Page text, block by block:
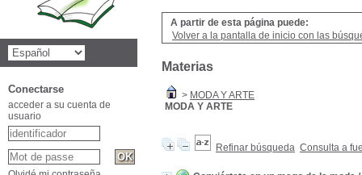
A partir de esta página puede:
Volver a la pantalla de inicio con las
Materias
> MODA Y ARTE
MODA Y ARTE
Refinar búsqueda Consulta a
Conectarse
acceder a su cuenta de
usuario